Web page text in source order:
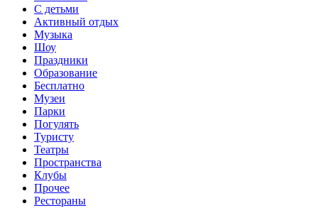
С детьми
Активный отдых
Музыка
Шоу
Праздники
Образование
Бесплатно
Музеи
Парки
Погулять
Туристу
Театры
Пространства
Клубы
Прочее
Рестораны